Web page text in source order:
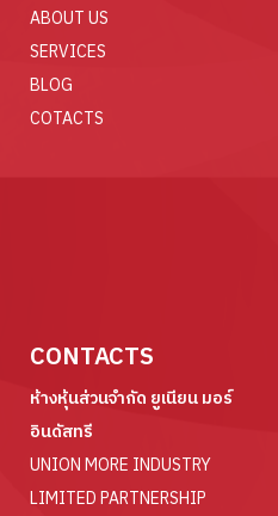
ABOUT US
SERVICES
BLOG
COTACTS
CONTACTS
ห้างหุ้นส่วนจำกัด ยูเนียน มอร์
อินดัสทรี
UNION MORE INDUSTRY
LIMITED PARTNERSHIP